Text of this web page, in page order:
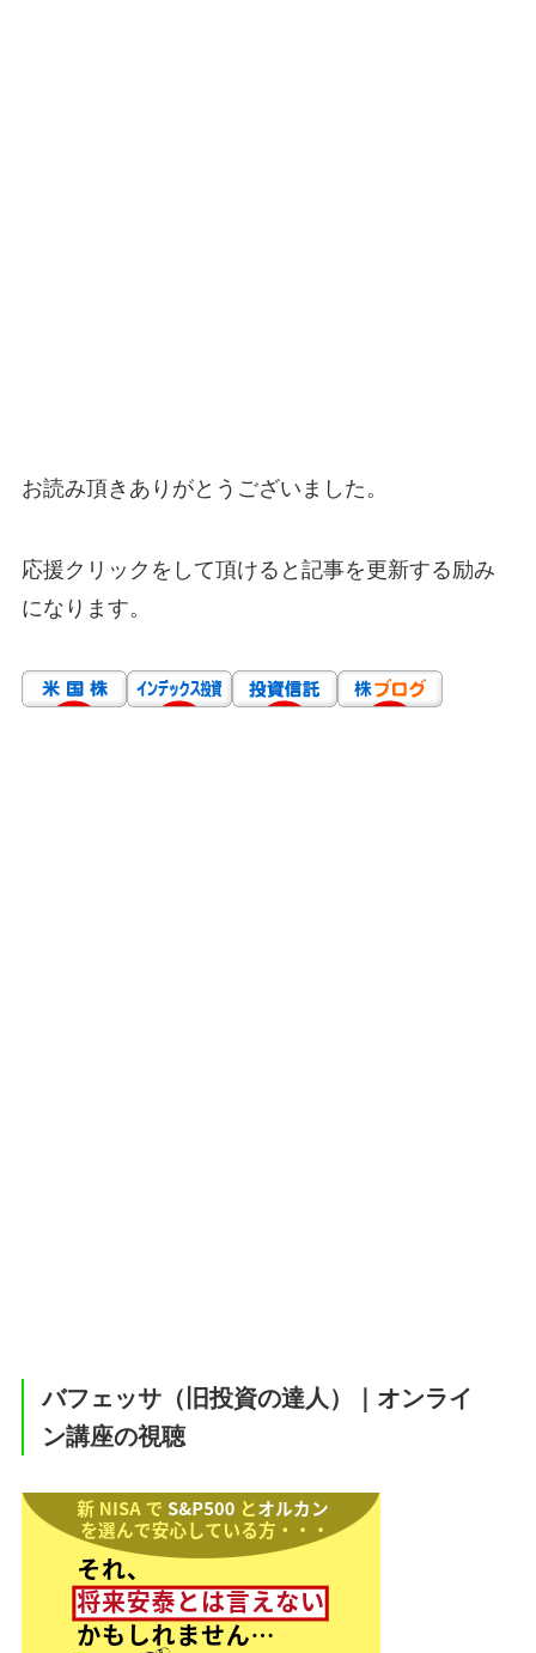
お読み頂きありがとうございました。
応援クリックをして頂けると記事を更新する励み
になります。
バフェッサ（旧投資の達人）｜オンライ
ン講座の視聴